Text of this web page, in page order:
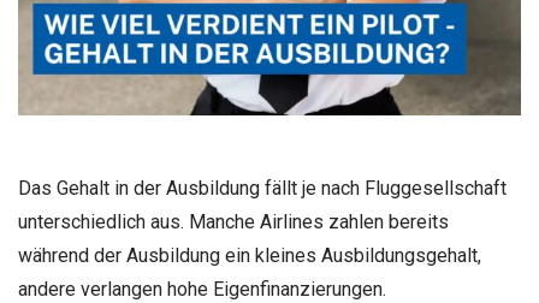
Das Gehalt in der Ausbildung fällt je nach Fluggesellschaft
unterschiedlich aus. Manche Airlines zahlen bereits
während der Ausbildung ein kleines Ausbildungsgehalt,
andere verlangen hohe Eigenfinanzierungen.